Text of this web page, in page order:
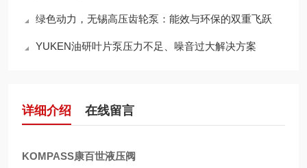
绿色动力，无锡高压齿轮泵：能效与环保的双重飞跃
YUKEN油研叶片泵压力不足、噪音过大解决方案
详细介绍 在线留言
KOMPASS康百世液压阀